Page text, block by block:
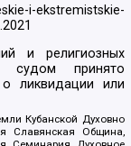
i-ekstremistskie-
и религиозных
судом принято
ликвидации или
Кубанской Духовно
Славянская Община,